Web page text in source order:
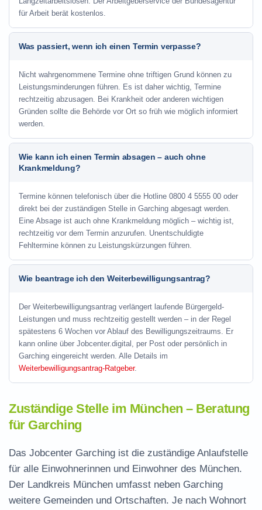
für Arbeit berät kostenlos.
Was passiert, wenn ich einen Termin verpasse?
Nicht wahrgenommene Termine ohne triftigen Grund können zu
Leistungsminderungen führen. Es ist daher wichtig, Termine
rechtzeitig abzusagen. Bei Krankheit oder anderen wichtigen
Gründen sollte die Behörde vor Ort so früh wie möglich informiert
werden.
Wie kann ich einen Termin absagen – auch ohne
Krankmeldung?
Termine können telefonisch über die Hotline 0800 4 5555 00 oder
direkt bei der zuständigen Stelle in Garching abgesagt werden.
Eine Absage ist auch ohne Krankmeldung möglich – wichtig ist,
rechtzeitig vor dem Termin anzurufen. Unentschuldigte
Fehltermine können zu Leistungskürzungen führen.
Wie beantrage ich den Weiterbewilligungsantrag?
Der Weiterbewilligungsantrag verlängert laufende Bürgergeld-
Leistungen und muss rechtzeitig gestellt werden – in der Regel
spätestens 6 Wochen vor Ablauf des Bewilligungszeitraums. Er
kann online über Jobcenter.digital, per Post oder persönlich in
Garching eingereicht werden. Alle Details im
Weiterbewilligungsantrag-Ratgeber.
Zuständige Stelle im München – Beratung
für Garching
Das Jobcenter Garching ist die zuständige Anlaufstelle
für alle Einwohnerinnen und Einwohner des München.
Der Landkreis München umfasst neben Garching
weitere Gemeinden und Ortschaften. Je nach Wohnort